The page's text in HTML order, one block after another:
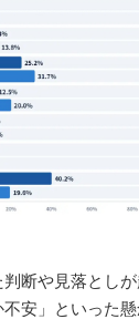
断や見落とし
安」といった